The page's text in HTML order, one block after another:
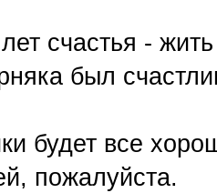
счастья -
был
будет все
пожалуйста.